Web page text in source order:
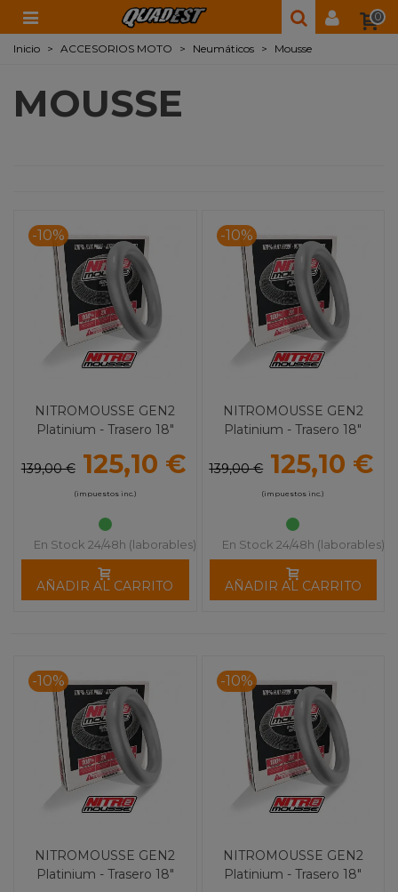
0
Inicio > ACCESORIOS MOTO > Neumáticos > Mousse
MOUSSE
-10%
NITROMOUSSE GEN2
Platinium - Trasero 18"
139,00 € 125,10 €
(impuestos inc.)
En Stock 24/48h (laborables)
AÑADIR AL CARRITO
-10%
NITROMOUSSE GEN2
Platinium - Trasero 18"
139,00 € 125,10 €
(impuestos inc.)
En Stock 24/48h (laborables)
AÑADIR AL CARRITO
-10%
NITROMOUSSE GEN2
Platinium - Trasero 18"
-10%
NITROMOUSSE GEN2
Platinium - Trasero 18"